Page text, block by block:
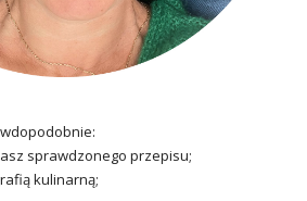
sprawdzonego przepisu;
kulinarną;